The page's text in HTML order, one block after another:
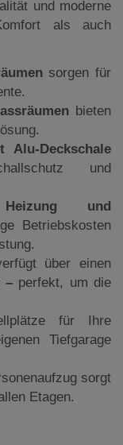
und moderne
als auch
sorgen für
bieten
Alu-Deckschale
und
und
Betriebskosten
über einen
–perfekt, um die
für Ihre
Tiefgarage
sorgt
Etagen.